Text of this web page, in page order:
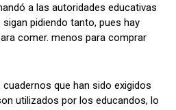
a las autoridades educativas
pidiendo tanto, pues hay
comer. menos para comprar
que han sido exigidos
utilizados por los educandos, lo